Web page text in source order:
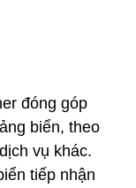
đóng góp
biển, theo
vụ khác.
tiếp nhận